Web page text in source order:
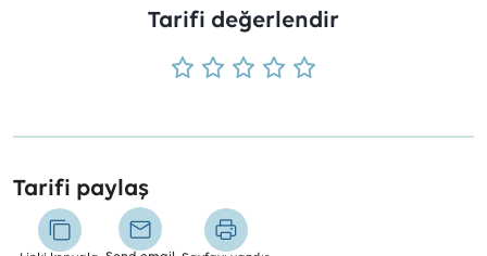
Tarifi değerlendir
Tarifi paylaş